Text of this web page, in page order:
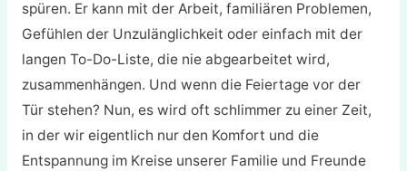
spüren. Er kann mit der Arbeit, familiären Problemen,
Gefühlen der Unzulänglichkeit oder einfach mit der
langen To-Do-Liste, die nie abgearbeitet wird,
zusammenhängen. Und wenn die Feiertage vor der
Tür stehen? Nun, es wird oft schlimmer zu einer Zeit,
in der wir eigentlich nur den Komfort und die
Entspannung im Kreise unserer Familie und Freunde